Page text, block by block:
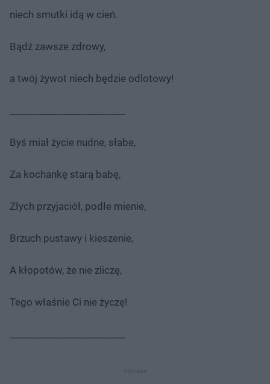
niech smutki idą w cień.
Bądź zawsze zdrowy,
a twój żywot niech będzie odlotowy!
Byś miał życie nudne, słabe,
Za kochankę starą babę,
Złych przyjaciół, podłe mienie,
Brzuch pustawy i kieszenie,
A kłopotów, że nie zliczę,
Tego właśnie Ci nie życzę!